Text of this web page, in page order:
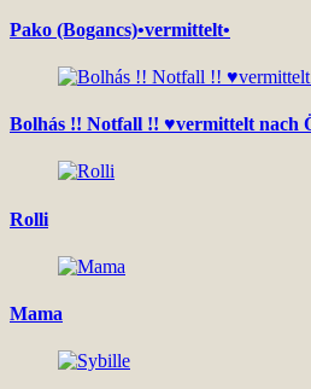
Pako (Bogancs)•vermittelt•
Bolhás !! Notfall !! ♥vermittelt nach
Rolli
Mama